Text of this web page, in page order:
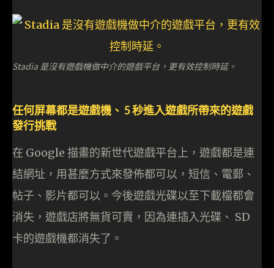
Stadia 是沒有遊戲機做中介的遊戲平台，更有效控制時延。
任何屏幕都是遊戲機、 5 秒進入遊戲所帶來的遊戲
發行挑戰
在 Google 描畫的新世代遊戲平台上，遊戲都是連
結網址，用甚麼方式來發佈都可以，短信、電郵、
帖子、影片都可以。今後遊戲光碟以至下載檔都會
消失，遊戲店將無貨可賣，因為連插入光碟、 SD
卡的遊戲機都消失了。